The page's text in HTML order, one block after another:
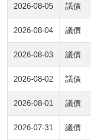
2026-08-05 議價
2026-08-04 議價
2026-08-03 議價
2026-08-02 議價
2026-08-01 議價
2026-07-31 議價